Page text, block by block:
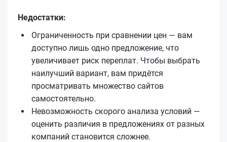
Недостатки:
Ограниченность при сравнении цен — вам
доступно лишь одно предложение, что
увеличивает риск переплат. Чтобы выбрать
наилучший вариант, вам придётся
просматривать множество сайтов
самостоятельно.
Невозможность скорого анализа условий —
оценить различия в предложениях от разных
компаний становится сложнее.